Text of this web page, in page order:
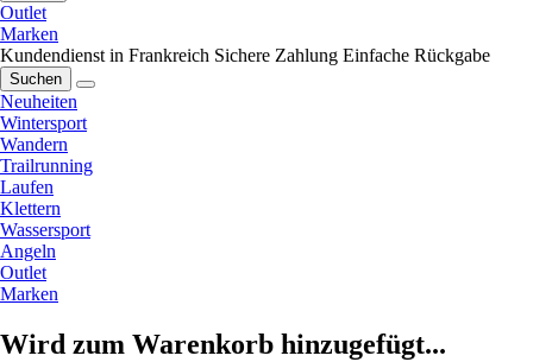
Outlet
Marken
Kundendienst in Frankreich Sichere Zahlung Einfache Rückgabe
Suchen
Neuheiten
Wintersport
Wandern
Trailrunning
Laufen
Klettern
Wassersport
Angeln
Outlet
Marken
Wird zum Warenkorb hinzugefügt...